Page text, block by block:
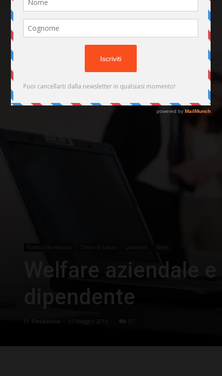
Punto Informazioni Datori di Lavoro Lavoratori News
Welfare aziendale
dipendente
Redazione 17 Maggio 2016 87